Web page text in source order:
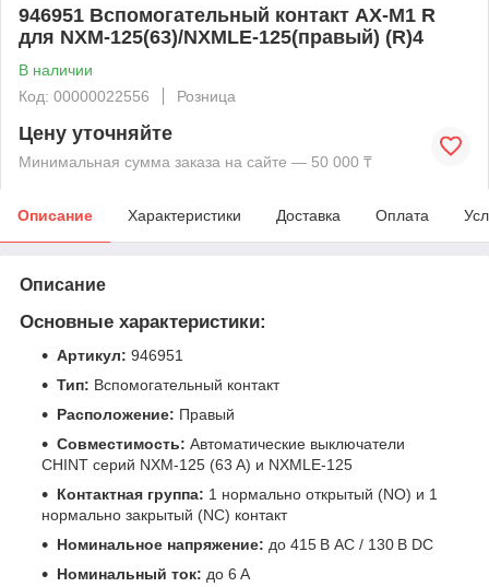
946951 Вспомогательный контакт AX-M1 R
для NXM-125(63)/NXMLE-125(правый) (R)4
В наличии
Код: 00000022556
Розница
Цену уточняйте
Минимальная сумма заказа на сайте — 50 000 ₸
Описание Характеристики Доставка Оплата
Описание
Основные характеристики:
Артикул: 946951
Тип: Вспомогательный контакт
Расположение: Правый
Совместимость: Автоматические выключатели
CHINT серий NXM-125 (63 А) и NXMLE-125
Контактная группа: 1 нормально открытый (NO) и 1
нормально закрытый (NC) контакт
Номинальное напряжение: до 415 В AC / 130 В DC
Номинальный ток: до 6 А